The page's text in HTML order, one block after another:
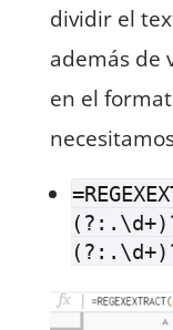
dividir el
además de
en el